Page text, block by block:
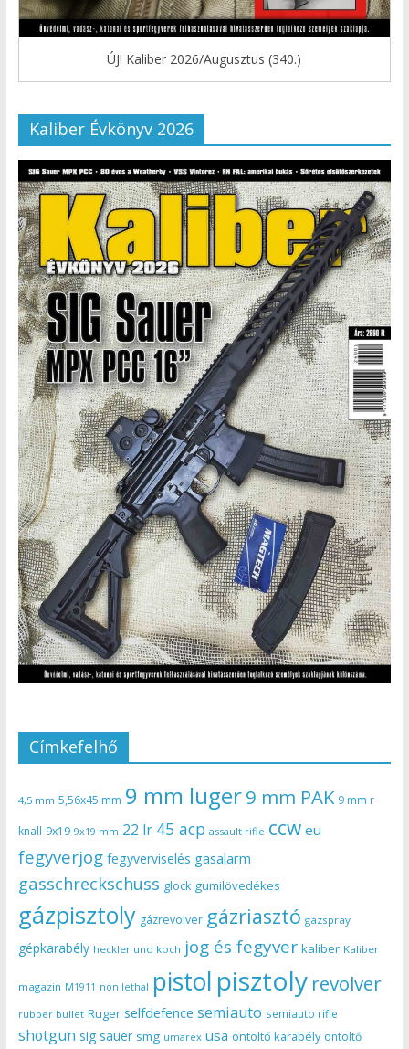
ÚJ! Kaliber 2026/Augusztus (340.)
Kaliber Évkönyv 2026
Címkefelhő
4,5 mm 5,56x45 mm 9 mm luger9 mm PAK 9 mm r
knall 9x19 9x19 mm 22 lr 45 acp assault rifle ccw eu
fegyverjog fegyverviselés gasalarm
gasschreckschuss glock gumilövedékes
gázpisztoly gázrevolver gázriasztó gázspray
gépkarabély heckler und koch jog és fegyver kaliber Kaliber
magazin M1911 non lethal pistol pisztoly revolver
rubber bullet Ruger selfdefence semiauto semiauto rifle
shotgun sig sauer smg umarex usa öntöltő karabély öntöltő